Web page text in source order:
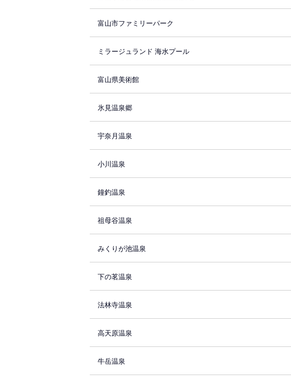
富山市ファミリーパーク
ミラージュランド 海水プール
富山県美術館
氷見温泉郷
宇奈月温泉
小川温泉
鐘釣温泉
祖母谷温泉
みくりが池温泉
下の茗温泉
法林寺温泉
高天原温泉
牛岳温泉